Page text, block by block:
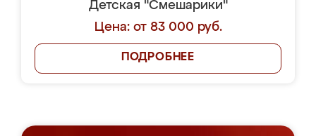
Детская "Смешарики"
Цена: от 83 000 руб.
ПОДРОБНЕЕ